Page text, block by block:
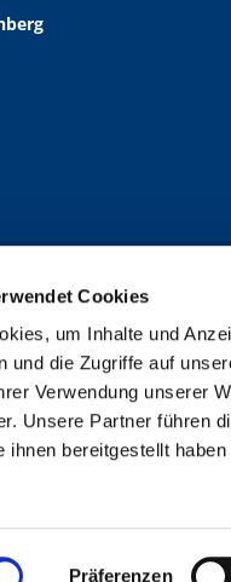
Cookies
um Inhalte und
und die Zugriffe auf
Verwendung unserer
Unsere Partner führen
ihnen bereitgestellt
Präferenzen
Bernhard Lichtenberg